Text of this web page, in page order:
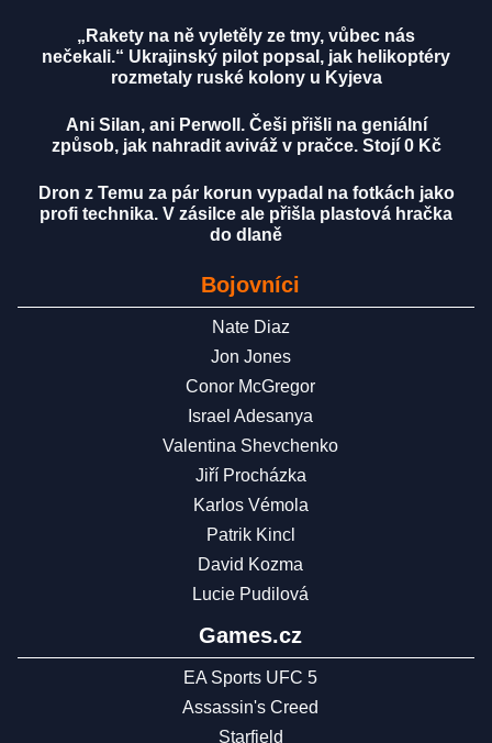
„Rakety na ně vyletěly ze tmy, vůbec nás
nečekali.“ Ukrajinský pilot popsal, jak helikoptéry
rozmetaly ruské kolony u Kyjeva
Ani Silan, ani Perwoll. Češi přišli na geniální
způsob, jak nahradit aviváž v pračce. Stojí 0 Kč
Dron z Temu za pár korun vypadal na fotkách jako
profi technika. V zásilce ale přišla plastová hračka
do dlaně
Bojovníci
Nate Diaz
Jon Jones
Conor McGregor
Israel Adesanya
Valentina Shevchenko
Jiří Procházka
Karlos Vémola
Patrik Kincl
David Kozma
Lucie Pudilová
Games.cz
EA Sports UFC 5
Assassin's Creed
Starfield